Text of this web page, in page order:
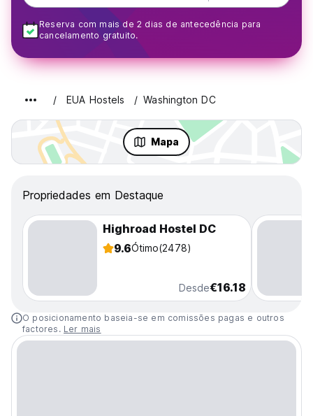
Reserva com mais de 2 dias de antecedência para
cancelamento gratuito.
EUA Hostels Washington DC
Mapa
Propriedades em Destaque
Highroad Hostel DC
9.6Ótimo(2478)
Desde€16.18
O posicionamento baseia-se em comissões pagas e outros
factores. Ler mais